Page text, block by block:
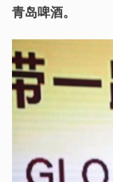
青岛啤酒。